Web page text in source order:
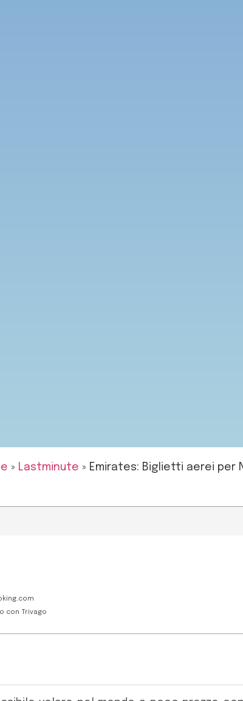
» Lastminute » Emirates: Biglietti aerei per
con Trivago